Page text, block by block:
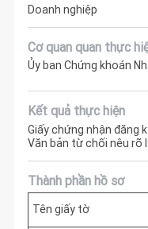
Doanh nghiệp
Cơ quan quan thực
Ủy ban Chứng khoán
Kết quả thực hiện
Giấy chứng nhận đăng
Văn bản từ chối nêu rõ
Thành phần hồ sơ
Tên giấy tờ